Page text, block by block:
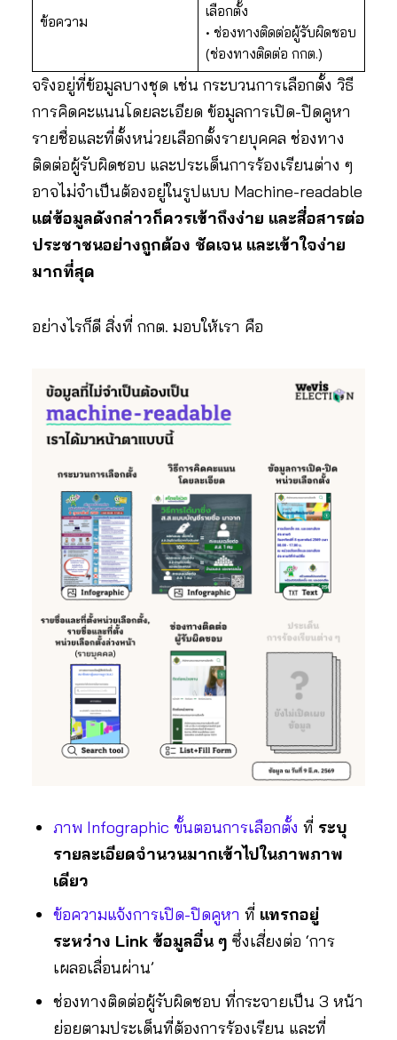
ข้อความ
เลือกตั้ง
• ช่องทางติดต่อผู้รับผิดชอบ
(ช่องทางติดต่อ กกต.)
จริงอยู่ที่ข้อมูลบางชุด เช่น กระบวนการเลือกตั้ง วิธี
การคิดคะแนนโดยละเอียด ข้อมูลการเปิด-ปิดคูหา
รายชื่อและที่ตั้งหน่วยเลือกตั้งรายบุคคล ช่องทาง
ติดต่อผู้รับผิดชอบ และประเด็นการร้องเรียนต่าง ๆ
อาจไม่จำเป็นต้องอยู่ในรูปแบบ Machine-readable
แต่ข้อมูลดังกล่าวก็ควรเข้าถึงง่าย และสื่อสารต่อ
ประชาชนอย่างถูกต้อง ชัดเจน และเข้าใจง่าย
มากที่สุด
อย่างไรก็ดี สิ่งที่ กกต. มอบให้เรา คือ
ภาพ Infographic ขั้นตอนการเลือกตั้ง ที่ ระบุ
รายละเอียดจำนวนมากเข้าไปในภาพภาพ
เดียว
ข้อความแจ้งการเปิด-ปิดคูหา ที่ แทรกอยู่
ระหว่าง Link ข้อมูลอื่น ๆ ซึ่งเสี่ยงต่อ ‘การ
เผลอเลื่อนผ่าน’
ช่องทางติดต่อผู้รับผิดชอบ ที่กระจายเป็น 3 หน้า
ย่อยตามประเด็นที่ต้องการร้องเรียน และที่